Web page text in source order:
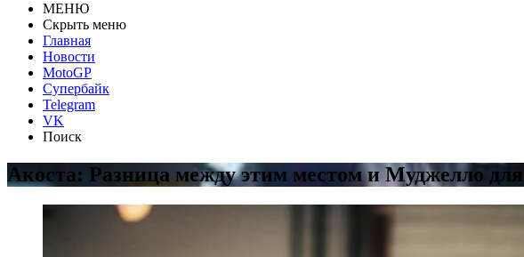
МЕНЮ
Скрыть меню
Главная
Новости
MotoGP
Супербайк
Telegram
VK
Поиск
Акоста: Разница между этим местом и Муджелло